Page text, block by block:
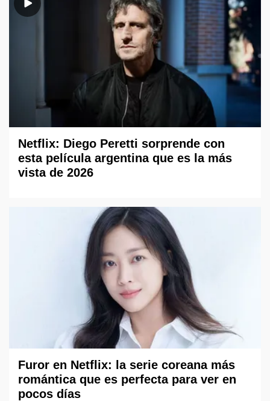
Netflix: Diego Peretti sorprende con
esta película argentina que es la más
vista de 2026
Furor en Netflix: la serie coreana más
romántica que es perfecta para ver en
pocos días